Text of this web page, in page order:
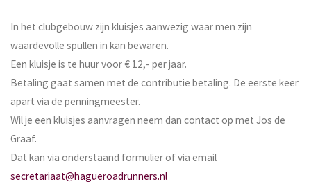
In het clubgebouw zijn kluisjes aanwezig waar men zijn
waardevolle spullen in kan bewaren.
Een kluisje is te huur voor € 12,- per jaar.
Betaling gaat samen met de contributie betaling. De eerste keer
apart via de penningmeester.
Wil je een kluisjes aanvragen neem dan contact op met Jos de
Graaf.
Dat kan via onderstaand formulier of via email
secretariaat@hagueroadrunners.nl